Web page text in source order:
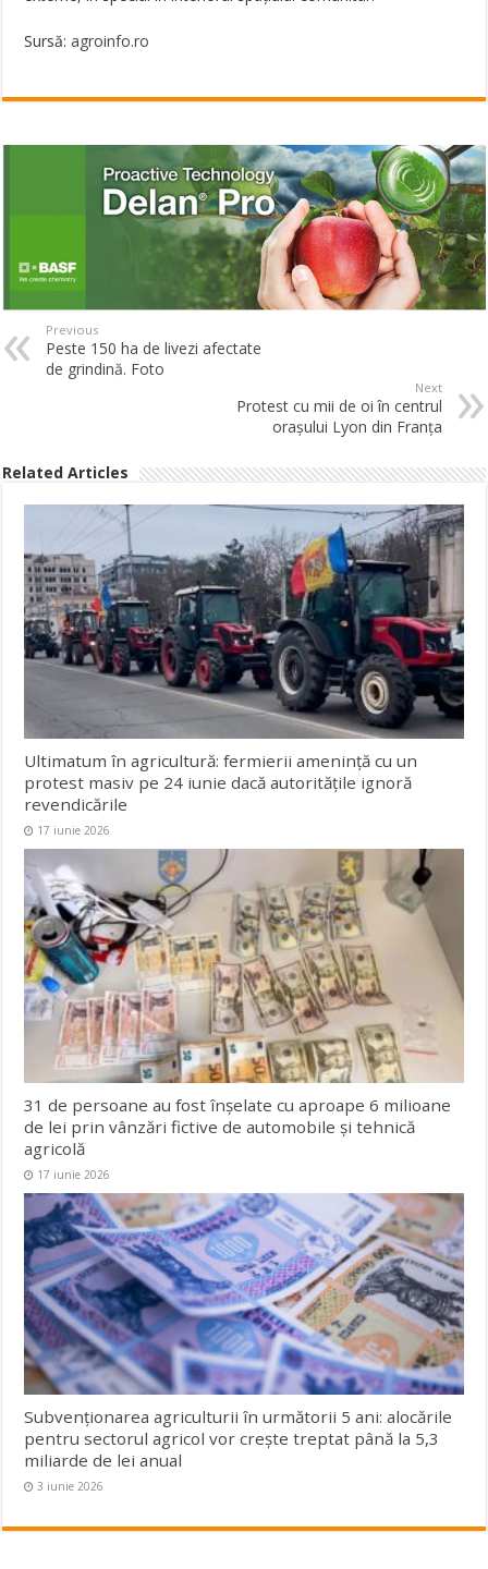
Sursă:agroinfo.ro
Previous
Peste 150 ha de livezi afectate
de grindină. Foto
Next
Protest cu mii de oi în centrul
orașului Lyon din Franța
Related Articles
Ultimatum în agricultură: fermierii amenință cu un
protest masiv pe 24 iunie dacă autoritățile ignoră
revendicările
17 iunie 2026
31 de persoane au fost înșelate cu aproape 6 milioane
de lei prin vânzări fictive de automobile și tehnică
agricolă
17 iunie 2026
Subvenționarea agriculturii în următorii 5 ani: alocările
pentru sectorul agricol vor crește treptat până la 5,3
miliarde de lei anual
3 iunie 2026